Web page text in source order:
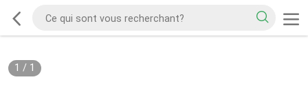
1 / 1